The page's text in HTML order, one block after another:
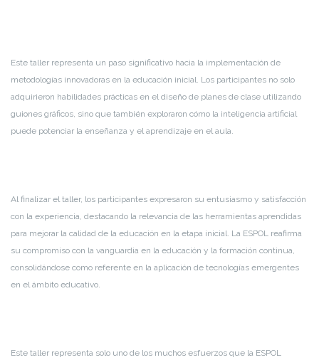
Este taller representa un paso significativo hacia la implementación de
metodologías innovadoras en la educación inicial. Los participantes no solo
adquirieron habilidades prácticas en el diseño de planes de clase utilizando
guiones gráficos, sino que también exploraron cómo la inteligencia artificial
puede potenciar la enseñanza y el aprendizaje en el aula.
Al finalizar el taller, los participantes expresaron su entusiasmo y satisfacción
con la experiencia, destacando la relevancia de las herramientas aprendidas
para mejorar la calidad de la educación en la etapa inicial. La ESPOL reafirma
su compromiso con la vanguardia en la educación y la formación continua,
consolidándose como referente en la aplicación de tecnologías emergentes
en el ámbito educativo.
Este taller representa solo uno de los muchos esfuerzos que la ESPOL